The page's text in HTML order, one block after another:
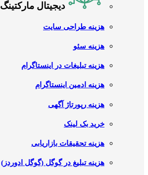
دیجیتال مارکتینگ
هزینه طراحی سایت
هزینه سئو
هزینه تبلیغات در اینستاگرام
هزینه ادمین اینستاگرام
هزینه رپورتاژ آگهی
خرید بک لینک
هزینه تحقیقات بازاریابی
هزینه تبلیغ در گوگل (گوگل ادوردز)